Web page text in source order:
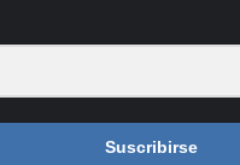
Suscribirse